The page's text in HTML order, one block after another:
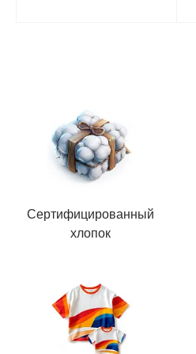
Сертифицированный
хлопок